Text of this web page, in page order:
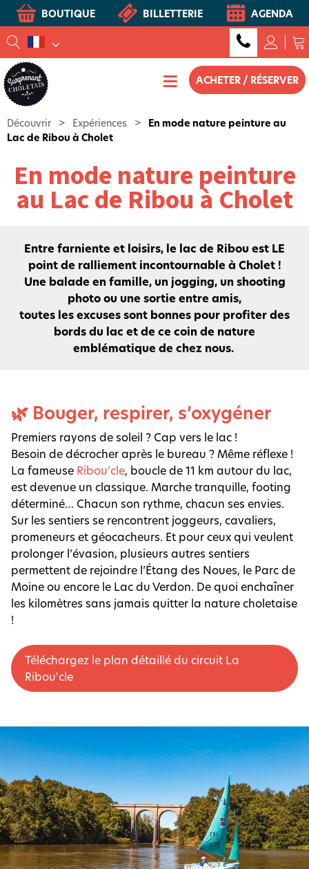
BOUTIQUE BILLETTERIE AGENDA
ACHETER / RÉSERVER
Découvrir > Expériences >
En mode nature peinture au
Lac de Ribou à Cholet
En mode nature peinture
au Lac de Ribou à Cholet
Entre farniente et loisirs, le lac de Ribou est LE
point de ralliement incontournable à Cholet !
Une balade en famille, un jogging, un shooting
photo ou une sortie entre amis,
toutes les excuses sont bonnes pour profiter des
bords du lac et de ce coin de nature
emblématique de chez nous.
🌿 Bouger, respirer, s’oxygéner
Premiers rayons de soleil ? Cap vers le lac !
Besoin de décrocher après le bureau ? Même réflexe !
La fameuse Ribou’cle, boucle de 11 km autour du lac,
est devenue un classique. Marche tranquille, footing
déterminé… Chacun son rythme, chacun ses envies.
Sur les sentiers se rencontrent joggeurs, cavaliers,
promeneurs et géocacheurs. Et pour ceux qui veulent
prolonger l’évasion, plusieurs autres sentiers
permettent de rejoindre l’Étang des Noues, le Parc de
Moine ou encore le Lac du Verdon. De quoi enchaîner
les kilomètres sans jamais quitter la nature choletaise
!
Téléchargez le plan détaillé du circuit La
Ribou'cle